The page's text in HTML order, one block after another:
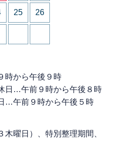
25 26
時から午後９時
日…午前９時から午後８時
…午前９時から午後５時
曜日）、特別整理期間、